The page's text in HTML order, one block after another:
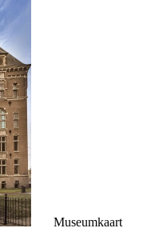
Museumkaart